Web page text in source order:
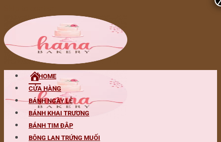
HOME
CỬA HÀNG
BÁNH NGÀY LỄ
BÁNH KHAI TRƯƠNG
BÁNH TIM ĐẬP
BÔNG LAN TRỨNG MUỐI